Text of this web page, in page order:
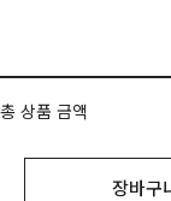
총 상품 금액
장바구